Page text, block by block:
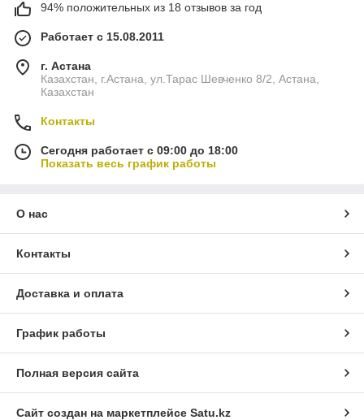
94% положительных из 18 отзывов за год
Работает с 15.08.2011
г. Астана
Казахстан, г.Астана, ул.Тарас Шевченко 8/2, Астана,
Казахстан
Контакты
Сегодня работает с 09:00 до 18:00
Показать весь график работы
О нас
Контакты
Доставка и оплата
График работы
Полная версия сайта
Сайт создан на маркетплейсе Satu.kz